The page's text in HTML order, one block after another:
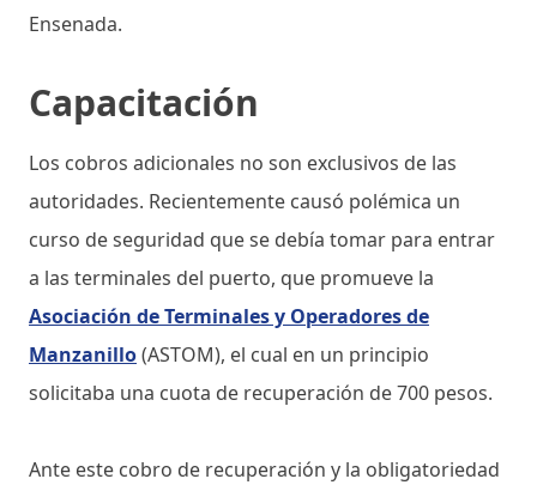
Ensenada.
Capacitación
Los cobros adicionales no son exclusivos de las
autoridades. Recientemente causó polémica un
curso de seguridad que se debía tomar para entrar
a las terminales del puerto, que promueve la
Asociación de Terminales y Operadores de
Manzanillo(ASTOM), el cual en un principio
solicitaba una cuota de recuperación de 700 pesos.
Ante este cobro de recuperación y la obligatoriedad